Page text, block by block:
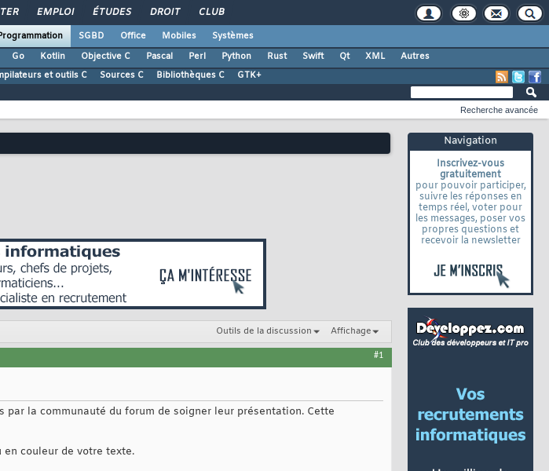
EMPLOI ÉTUDES DROIT CLUB
SGBD Office Mobiles
Systèmes
Go Kotlin Objective C Pascal Perl Python Rust Swift Qt XML
Autres
et outils C Sources C Bibliothèques C GTK+
Navigation
Inscrivez-vous
gratuitement
pour pouvoir participer,
suivre les réponses en
temps réel, voter pour
les messages, poser vos
propres questions et
recevoir la newsletter
Recherche avancée
Outils de la discussion Affichage
#1
la communauté du forum de soigner leur présentation. Cette
couleur de votre texte.